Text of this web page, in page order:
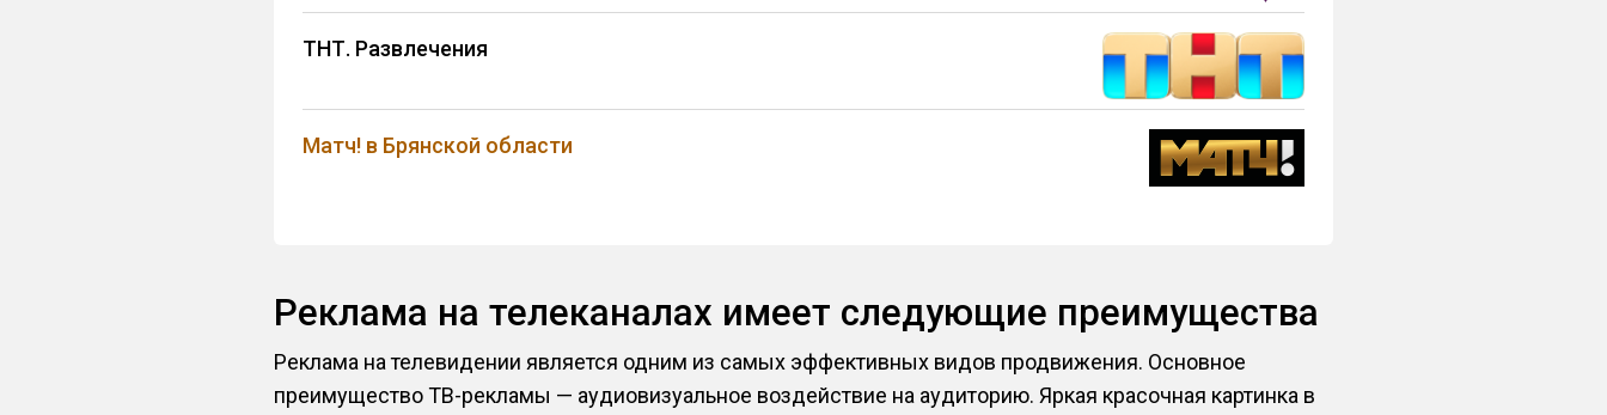
ТНТ. Развлечения
Матч! в Брянской области
Реклама на телеканалах имеет следующие преимущества
Реклама на телевидении является одним из самых эффективных видов продвижения. Основное
преимущество ТВ-рекламы — аудиовизуальное воздействие на аудиторию. Яркая красочная картинка в